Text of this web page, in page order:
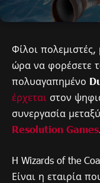
Φίλοι
ώρα να φορέσετε
πολυαγαπημένο
έρχεται στον
συνεργασία
Resolution Games
H Wizards of the
Είναι η εταιρία